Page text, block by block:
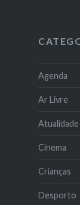
Agenda
Ar Livre
Atualidade
Cinema
Crianças
Desporto